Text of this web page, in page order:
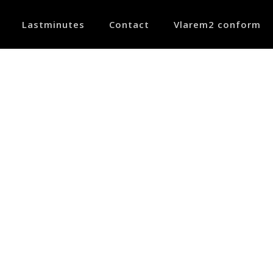
Lastminutes Contact Vlarem2 conform